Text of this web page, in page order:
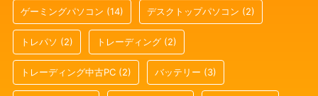
ゲーミングパソコン (14) デスクトップパソコン (2)
トレパソ (2) トレーディング (2)
トレーディング中古PC (2) バッテリー (3)